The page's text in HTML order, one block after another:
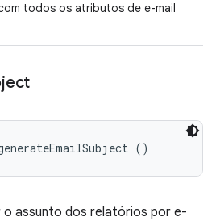
todos os atributos de e-mail
()
assunto dos relatórios por e-